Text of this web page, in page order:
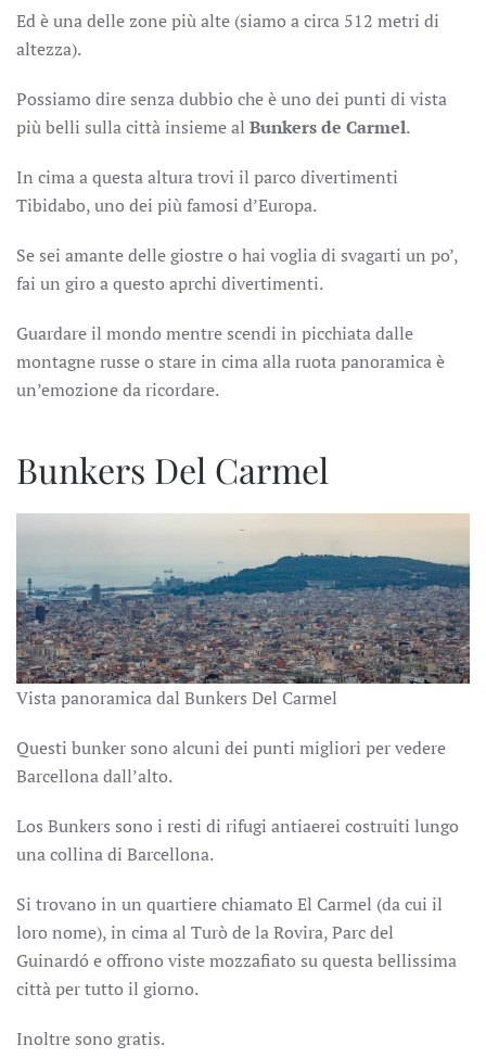
Ed è una delle zone più alte (siamo a circa 512 metri di
altezza).
Possiamo dire senza dubbio che è uno dei punti di vista
più belli sulla città insieme al Bunkers de Carmel.
In cima a questa altura trovi il parco divertimenti
Tibidabo, uno dei più famosi d’Europa.
Se sei amante delle giostre o hai voglia di svagarti un po’,
fai un giro a questo aprchi divertimenti.
Guardare il mondo mentre scendi in picchiata dalle
montagne russe o stare in cima alla ruota panoramica è
un’emozione da ricordare.
Bunkers Del Carmel
Vista panoramica dal Bunkers Del Carmel
Questi bunker sono alcuni dei punti migliori per vedere
Barcellona dall’alto.
Los Bunkers sono i resti di rifugi antiaerei costruiti lungo
una collina di Barcellona.
Si trovano in un quartiere chiamato El Carmel (da cui il
loro nome), in cima al Turò de la Rovira, Parc del
Guinardó e offrono viste mozzafiato su questa bellissima
città per tutto il giorno.
Inoltre sono gratis.